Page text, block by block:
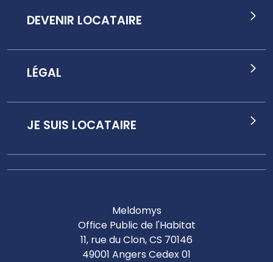
Meldomys
Office Public de l'Habitat
11, rue du Clon, CS 70146
49001 Angers Cedex 01
JE SUIS LOCATAIRE
DEVENIR LOCATAIRE
LÉGAL